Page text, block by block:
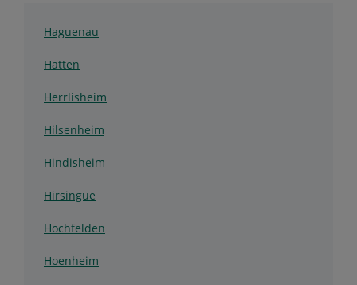
Haguenau
Hatten
Herrlisheim
Hilsenheim
Hindisheim
Hirsingue
Hochfelden
Hoenheim